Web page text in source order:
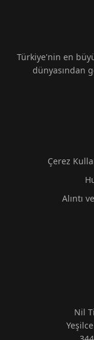
Türkiye'nin en
dünyasından
Çerez
Alıntı
Nil